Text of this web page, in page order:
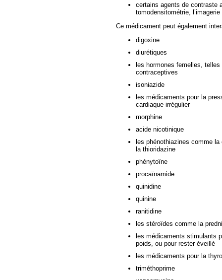
certains agents de contraste
tomodensitométrie,
Ce médicament peut également
digoxine
diurétiques
les hormones femelles,
contraceptives
isoniazide
les médicaments pour la
cardiaque irrégulier
morphine
acide nicotinique
les phénothiazines comme
la thioridazine
phénytoïne
procaïnamide
quinidine
quinine
ranitidine
les stéroïdes comme la
les médicaments stimulants
poids, ou pour rester éveillé
les médicaments pour la
triméthoprime